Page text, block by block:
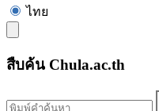
ไทย
สืบค้น Chula.ac.th